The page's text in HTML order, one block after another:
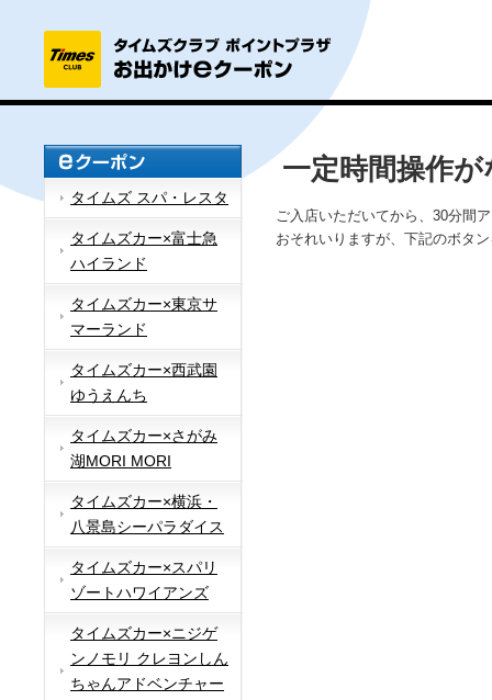
タイムズ スパ・レスタ
タイムズカー×富士急
ハイランド
タイムズカー×東京サ
マーランド
タイムズカー×西武園
ゆうえんち
タイムズカー×さがみ
湖MORI MORI
タイムズカー×横浜・
八景島シーパラダイス
タイムズカー×スパリ
ゾートハワイアンズ
タイムズカー×ニジゲ
ンノモリ クレヨンしん
ちゃんアドベンチャー
一定時間操作
ご入店いただいてから、30分間
おそれいりますが、下記のボタ